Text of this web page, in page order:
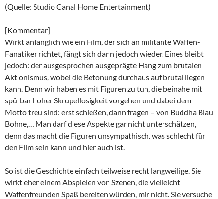
(Quelle: Studio Canal Home Entertainment)
[Kommentar]
Wirkt anfänglich wie ein Film, der sich an militante Waffen-
Fanatiker richtet, fängt sich dann jedoch wieder. Eines bleibt
jedoch: der ausgesprochen ausgeprägte Hang zum brutalen
Aktionismus, wobei die Betonung durchaus auf brutal liegen
kann. Denn wir haben es mit Figuren zu tun, die beinahe mit
spürbar hoher Skrupellosigkeit vorgehen und dabei dem
Motto treu sind: erst schießen, dann fragen – von Buddha Blau
Bohne,… Man darf diese Aspekte gar nicht unterschätzen,
denn das macht die Figuren unsympathisch, was schlecht für
den Film sein kann und hier auch ist.
So ist die Geschichte einfach teilweise recht langweilige. Sie
wirkt eher einem Abspielen von Szenen, die vielleicht
Waffenfreunden Spaß bereiten würden, mir nicht. Sie versuche